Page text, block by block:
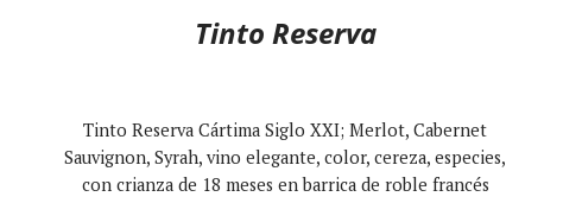
Tinto Reserva
Tinto Reserva Cártima Siglo XXI; Merlot, Cabernet
Sauvignon, Syrah, vino elegante, color, cereza, especies,
con crianza de 18 meses en barrica de roble francés